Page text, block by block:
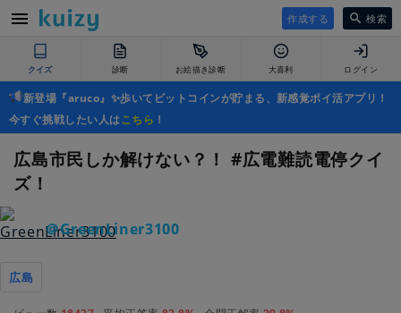
作成する 検索
クイズ 診断 お絵描き診断 大喜利 ログイン
新登場『aruco』✨歩いてビットコインが貯まる、新感覚ポイ活アプリ！
今すぐ挑戦したい人はこちら ！
広島市民しか解けない？！ #広電難読電停クイ
ズ！
＠GreenLiner3100
広島